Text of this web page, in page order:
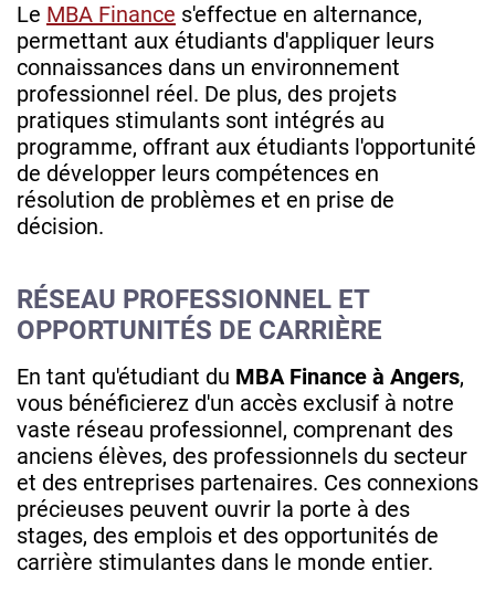
Le MBA Finance s'effectue en alternance,
permettant aux étudiants d'appliquer leurs
connaissances dans un environnement
professionnel réel. De plus, des projets
pratiques stimulants sont intégrés au
programme, offrant aux étudiants l'opportunité
de développer leurs compétences en
résolution de problèmes et en prise de
décision.
RÉSEAU PROFESSIONNEL ET
OPPORTUNITÉS DE CARRIÈRE
En tant qu'étudiant du MBA Finance à Angers,
vous bénéficierez d'un accès exclusif à notre
vaste réseau professionnel, comprenant des
anciens élèves, des professionnels du secteur
et des entreprises partenaires. Ces connexions
précieuses peuvent ouvrir la porte à des
stages, des emplois et des opportunités de
carrière stimulantes dans le monde entier.